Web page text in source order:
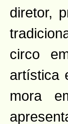
diretor,
circo
artística
mora